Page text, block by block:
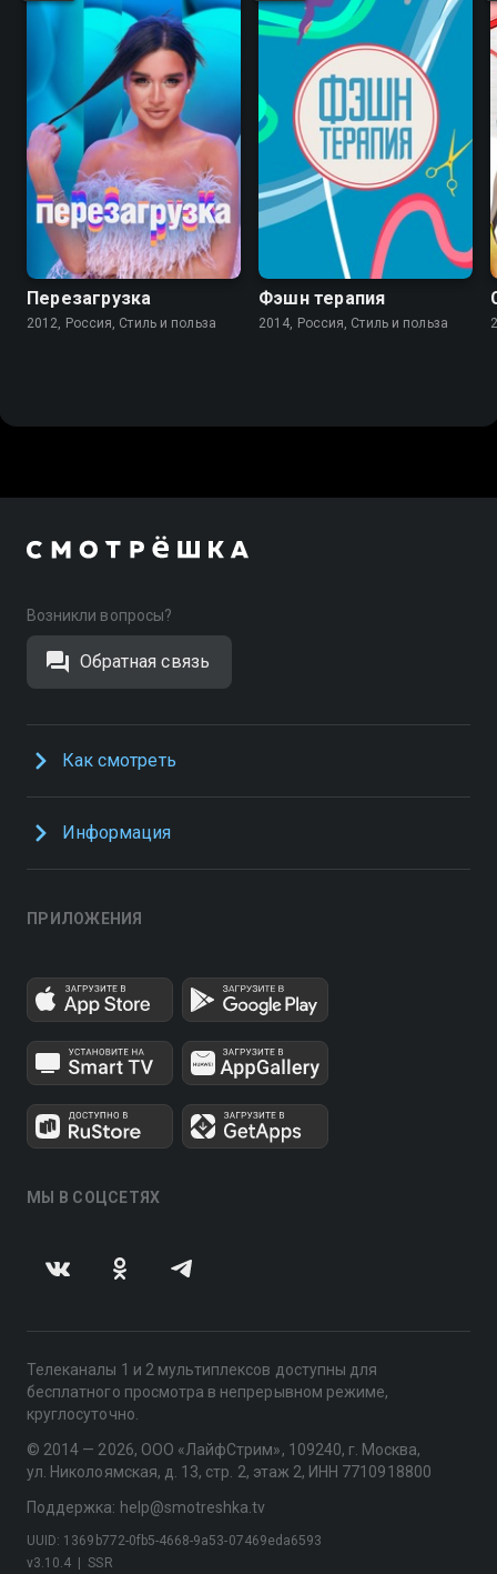
Перезагрузка
2012, Россия, Стиль и польза
Фэшн терапия
2014, Россия, Стиль и польза
Возникли вопросы?
Обратная связь
Как смотреть
Информация
ПРИЛОЖЕНИЯ
МЫ В СОЦСЕТЯХ
Телеканалы 1 и 2 мультиплексов доступны для
бесплатного просмотра в непрерывном режиме,
круглосуточно.
© 2014 — 2026, ООО «ЛайфСтрим», 109240, г. Москва,
ул. Николоямская, д. 13, стр. 2, этаж 2, ИНН 7710918800
Поддержка: help@smotreshka.tv
v3.10.4 SSR
UUID: 1369b772-0fb5-4668-9a53-07469eda6593